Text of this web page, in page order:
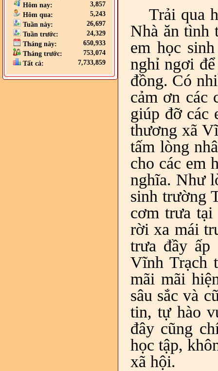
Hôm nay:
3,857
Hôm qua:
5,243
Tuần này:
26,697
Tuần trước:
24,329
Tháng này:
650,933
Tháng trước:
753,074
Tất cả:
7,733,859
Trải qua
Nhà ăn tình
em học
nghỉ ngơi
đồng. Có
cảm ơn các
giúp đỡ các
thương xã
tấm lòng
cho các em
nghĩa. Như
sinh trường
cơm trưa
rời xa mái
trưa đầy
Vĩnh Trạch
mãi mãi
sâu sắc và
tin, tự hào
đây cũng
học tập,
xã hội.